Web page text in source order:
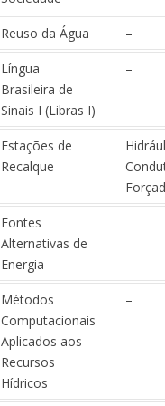
Reuso da Água –
Língua
Brasileira de
Sinais I (Libras I)
–
Estações de
Recalque
Fontes
Alternativas de
Energia
Métodos
Computacionais
Aplicados aos
Recursos
Hídricos
–